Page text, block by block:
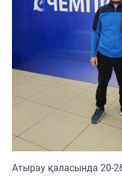
Атырау қаласында 20-